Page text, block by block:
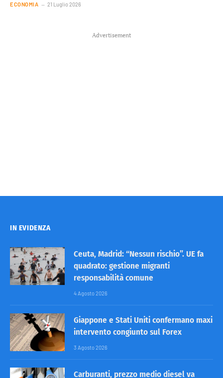
ECONOMIA 21 Luglio 2026
Advertisement
IN EVIDENZA
Ceuta, Madrid: “Nessun rischio”. UE fa
quadrato: gestione migranti
responsabilità comune
4 Agosto 2026
Giappone e Stati Uniti confermano maxi
intervento congiunto sul Forex
3 Agosto 2026
Carburanti, prezzo medio diesel va